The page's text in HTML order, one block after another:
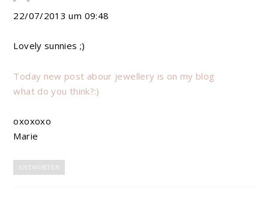
22/07/2013 um 09:48
Lovely sunnies ;)
Today new post abour jewellery is on my blog
what do you think?:)
oxoxoxo
Marie
ANTWORTEN